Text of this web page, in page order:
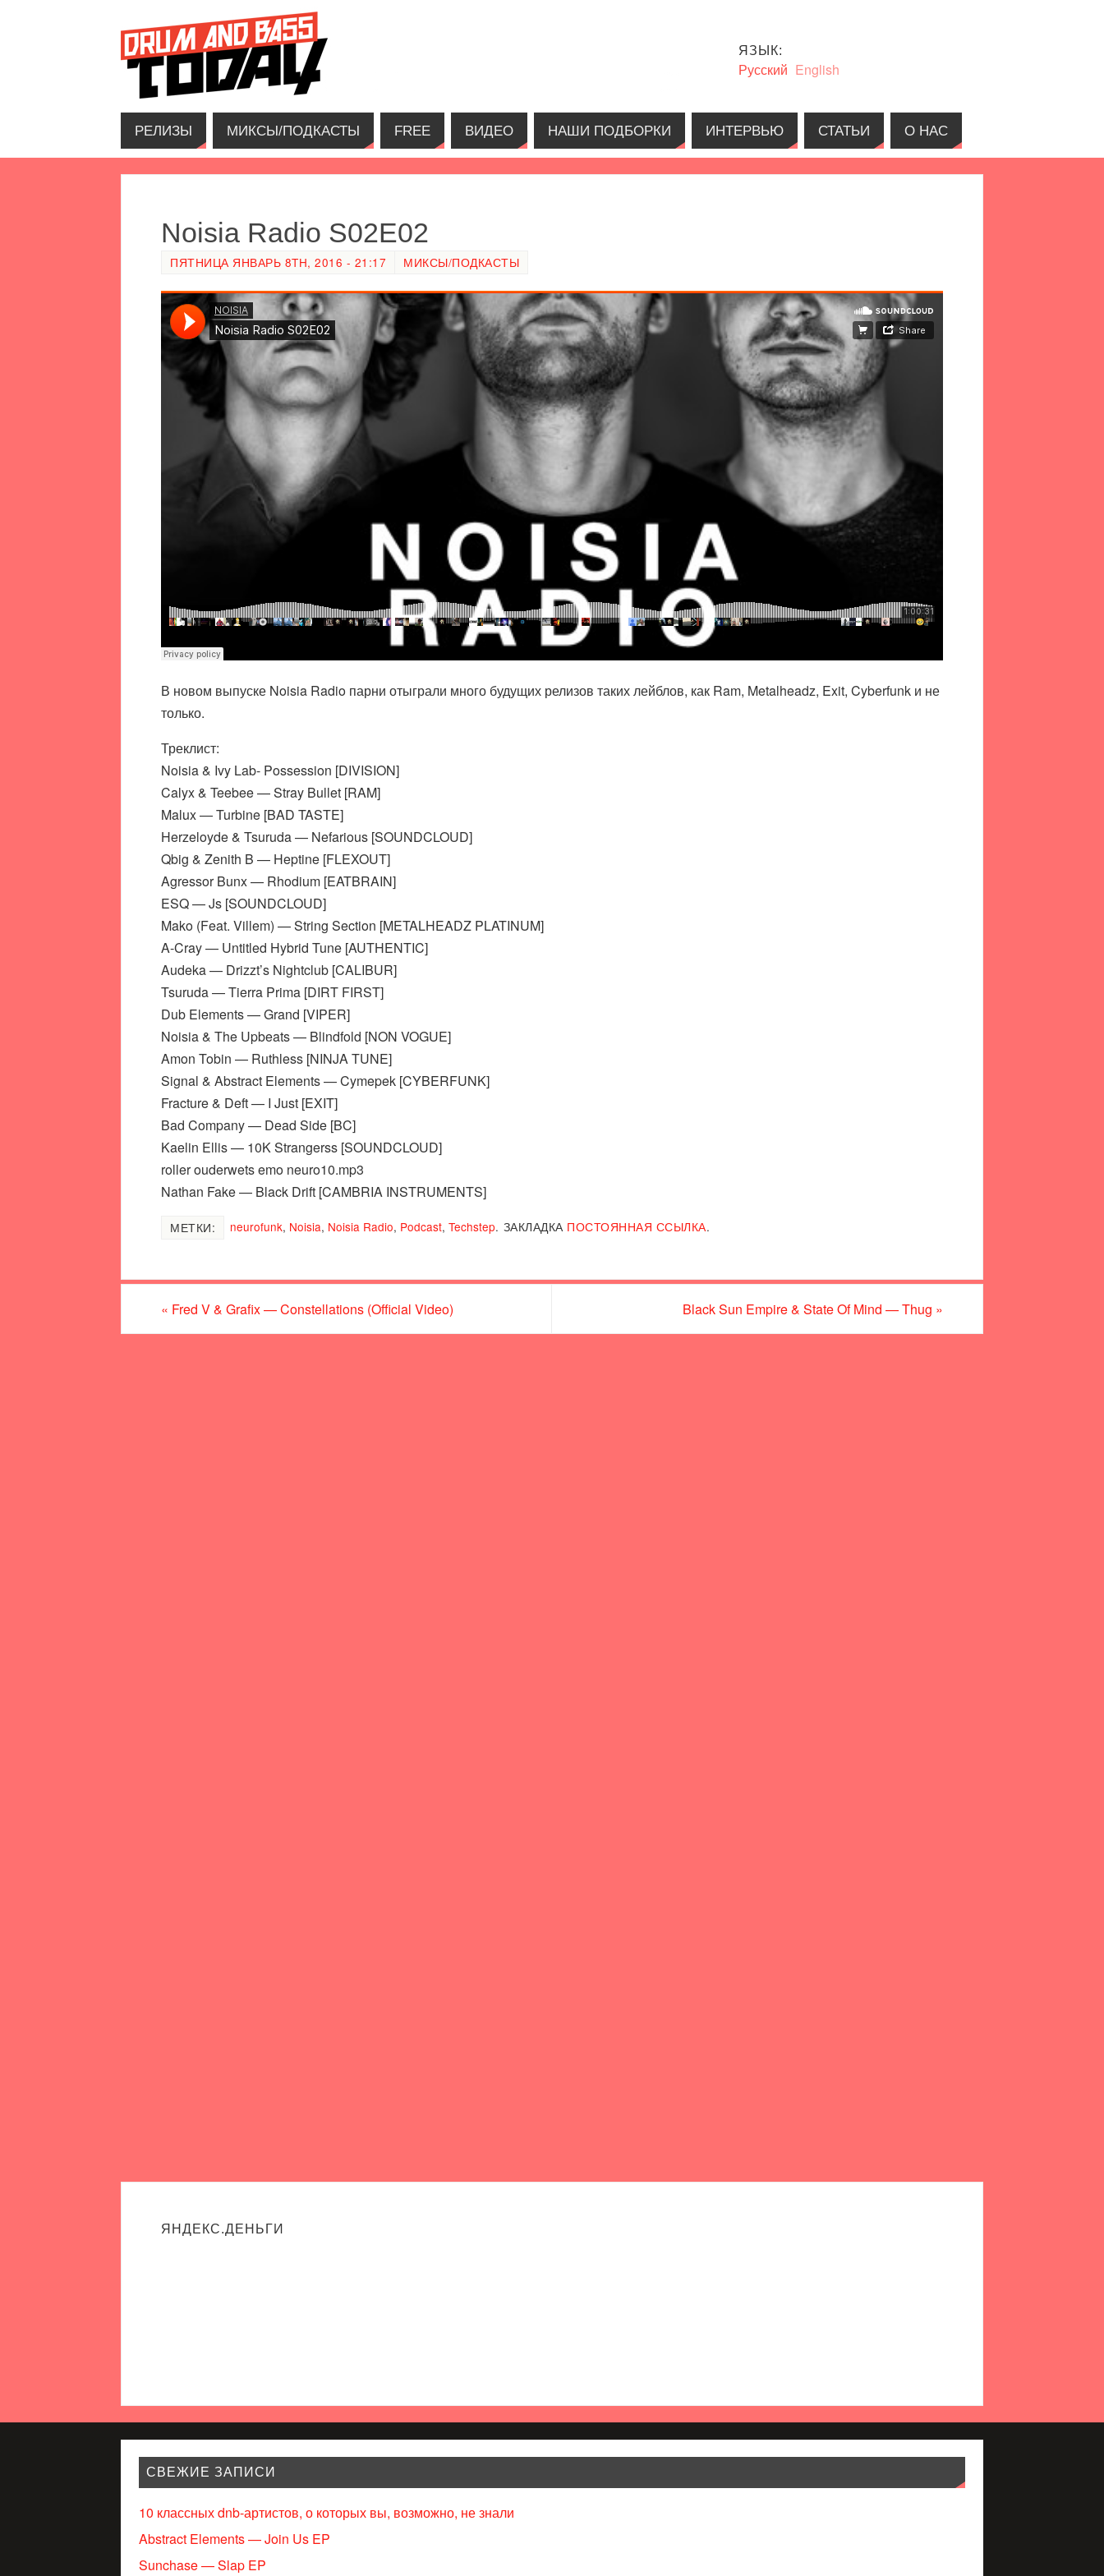
ЯЗЫК:
Русский English
РЕЛИЗЫ МИКСЫ/ПОДКАСТЫ FREE ВИДЕО НАШИ ПОДБОРКИ ИНТЕРВЬЮ СТАТЬИ О НАС
Noisia Radio S02E02
ПЯТНИЦА ЯНВАРЬ 8TH, 2016 - 21:17 МИКСЫ/ПОДКАСТЫ
В новом выпуске Noisia Radio парни отыграли много будущих релизов таких лейблов, как Ram, Metalheadz, Exit, Cyberfunk и не
только.
Треклист:
Noisia & Ivy Lab- Possession [DIVISION]
Calyx & Teebee — Stray Bullet [RAM]
Malux — Turbine [BAD TASTE]
Herzeloyde & Tsuruda — Nefarious [SOUNDCLOUD]
Qbig & Zenith B — Heptine [FLEXOUT]
Agressor Bunx — Rhodium [EATBRAIN]
ESQ — Js [SOUNDCLOUD]
Mako (Feat. Villem) — String Section [METALHEADZ PLATINUM]
A-Cray — Untitled Hybrid Tune [AUTHENTIC]
Audeka — Drizzt’s Nightclub [CALIBUR]
Tsuruda — Tierra Prima [DIRT FIRST]
Dub Elements — Grand [VIPER]
Noisia & The Upbeats — Blindfold [NON VOGUE]
Amon Tobin — Ruthless [NINJA TUNE]
Signal & Abstract Elements — Cymepek [CYBERFUNK]
Fracture & Deft — I Just [EXIT]
Bad Company — Dead Side [BC]
Kaelin Ellis — 10K Strangerss [SOUNDCLOUD]
roller ouderwets emo neuro10.mp3
Nathan Fake — Black Drift [CAMBRIA INSTRUMENTS]
МЕТКИ: neurofunk, Noisia, Noisia Radio, Podcast, Techstep. ЗАКЛАДКА ПОСТОЯННАЯ ССЫЛКА.
« Fred V & Grafix — Constellations (Official Video) Black Sun Empire & State Of Mind — Thug »
ЯНДЕКС.ДЕНЬГИ
СВЕЖИЕ ЗАПИСИ
10 классных dnb-артистов, о которых вы, возможно, не знали
Abstract Elements — Join Us EP
Sunchase — Slap EP